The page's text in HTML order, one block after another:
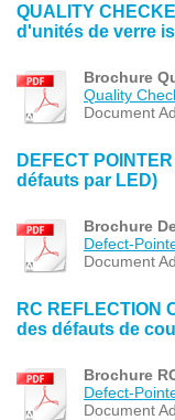
QUALITY
d'unités de verre
Brochure
Quality
Document
DEFECT
défauts par LED)
Brochure
Defect-
Document
RC REFLECTION
des défauts de
Brochure
Defect-
Document